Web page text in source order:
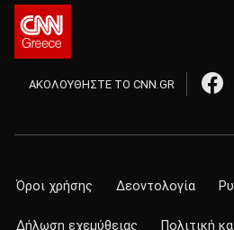
ΑΚΟΛΟΥΘΗΣΤΕ ΤΟ CNN.GR
Όροι χρήσης Δεοντολογία
Δήλωση εχεμύθειας Πολιτική